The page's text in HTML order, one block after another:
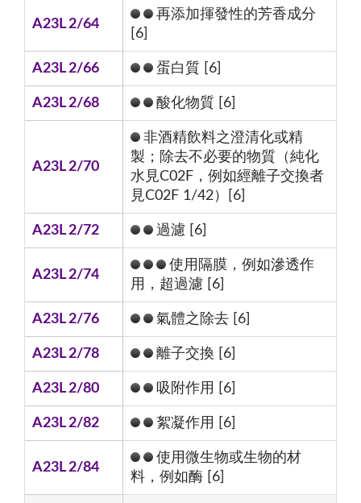
A23L 2/64
再添加揮發性的芳香成分
[6]
A23L 2/66 蛋白質 [6]
A23L 2/68 酸化物質 [6]
A23L 2/70
非酒精飲料之澄清化或精
製；除去不必要的物質（純化
水見C02F，例如經離子交換者
見C02F 1/42）[6]
A23L 2/72 過濾 [6]
A23L 2/74
使用隔膜，例如滲透作
用，超過濾 [6]
A23L 2/76 氣體之除去 [6]
A23L 2/78 離子交換 [6]
A23L 2/80 吸附作用 [6]
A23L 2/82 絮凝作用 [6]
A23L 2/84
使用微生物或生物的材
料，例如酶 [6]